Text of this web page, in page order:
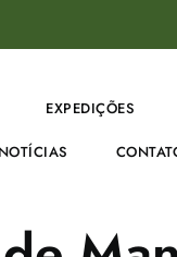
EXPEDIÇÕES
NOTÍCIAS